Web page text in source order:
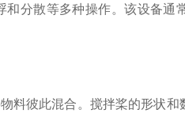
分散等多种操作。该设备通
彼此混合。搅拌桨的形状和